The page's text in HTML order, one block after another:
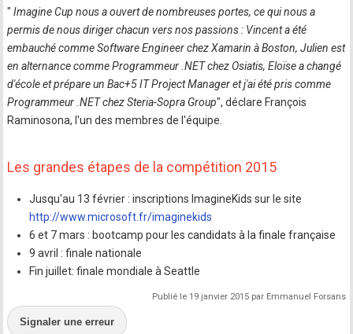
" Imagine Cup nous a ouvert de nombreuses portes, ce qui nous a
permis de nous diriger chacun vers nos passions : Vincent a été
embauché comme Software Engineer chez Xamarin à Boston, Julien est
en alternance comme Programmeur .NET chez Osiatis, Eloïse a changé
d'école et prépare un Bac+5 IT Project Manager et j'ai été pris comme
Programmeur .NET chez Steria-Sopra Group", déclare François
Raminosona, l'un des membres de l'équipe.
Les grandes étapes de la compétition 2015
Jusqu'au 13 février : inscriptions ImagineKids sur le site
http://www.microsoft.fr/imaginekids
6 et 7 mars : bootcamp pour les candidats à la finale française
9 avril : finale nationale
Fin juillet: finale mondiale à Seattle
Publié le 19 janvier 2015 par Emmanuel Forsans
Signaler une erreur